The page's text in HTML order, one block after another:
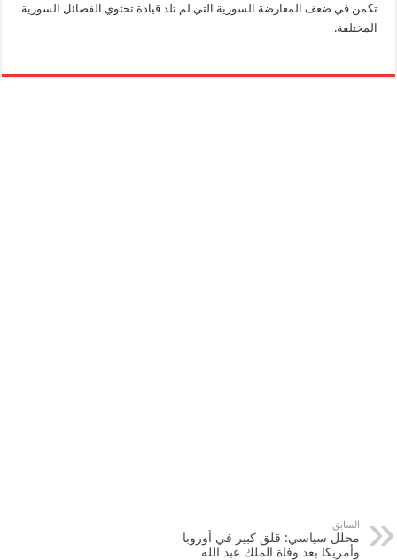
تكمن في ضعف المعارضة السورية التي لم تلد قيادة تحتوي الفصائل السورية
المختلفة.
السابق
محلل سياسي: قلق كبير في أوروبا
وأمريكا بعد وفاة الملك عبد الله